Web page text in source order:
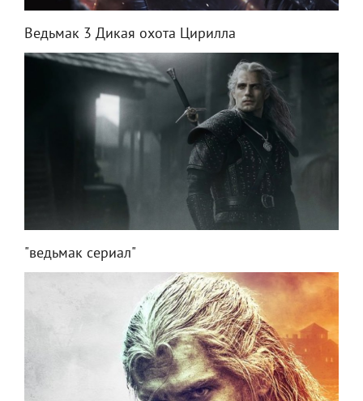
Ведьмак 3 Дикая охота Цирилла
"ведьмак сериал"